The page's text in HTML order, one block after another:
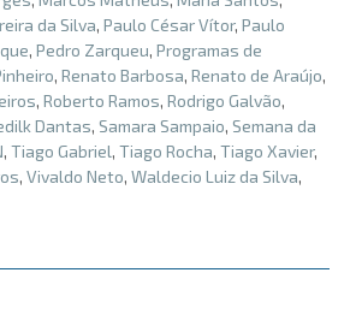
da Silva, Paulo César Vítor, Paulo
, Pedro Zarqueu, Programas de
, Renato Barbosa, Renato de Araújo,
, Roberto Ramos, Rodrigo Galvão,
Dantas, Samara Sampaio, Semana da
, Tiago Gabriel, Tiago Rocha, Tiago Xavier,
, Vivaldo Neto, Waldecio Luiz da Silva,